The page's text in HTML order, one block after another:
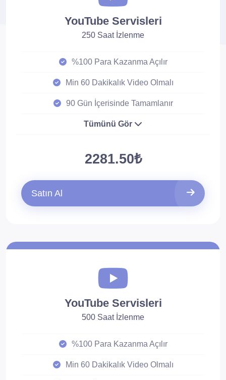
YouTube Servisleri
250 Saat İzlenme
%100 Para Kazanma Açılır
Min 60 Dakikalık Video Olmalı
90 Gün İçerisinde Tamamlanır
Tümünü Gör
2281.50₺
Satın Al
YouTube Servisleri
500 Saat İzlenme
%100 Para Kazanma Açılır
Min 60 Dakikalık Video Olmalı